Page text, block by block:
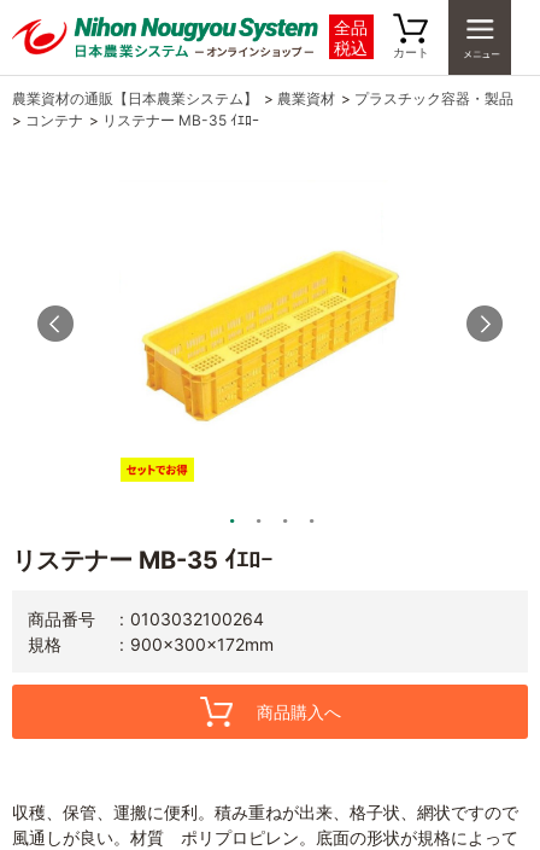
全品
税込
カート
農業資材の通販【日本農業システム】 > 農業資材 > プラスチック容器・製品
> コンテナ > リステナー MB-35 ｲｴﾛｰ
リステナー MB-35 ｲｴﾛｰ
商品番号
0103032100264
規格
900×300×172mm
商品購入へ
収穫、保管、運搬に便利。積み重ねが出来、格子状、網状ですので
風通しが良い。材質 ポリプロピレン。底面の形状が規格によって